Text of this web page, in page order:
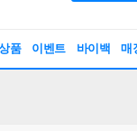
품 이벤트 바이백 매